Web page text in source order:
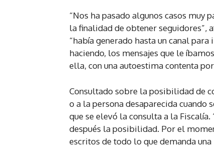
“Nos ha pasado algunos casos muy
la finalidad de obtener seguidores”,
“había generado hasta un canal
haciendo, los mensajes que le
ella, con una autoestima contenta
Consultado sobre la posibilidad de
o a la persona desaparecida cuando
que se elevó la consulta a la
después la posibilidad. Por el
escritos de todo lo que demanda una